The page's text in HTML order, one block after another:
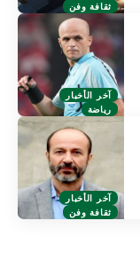
ثقافة وفن
آخر الأخبار
رياضة
آخر الأخبار
ثقافة وفن